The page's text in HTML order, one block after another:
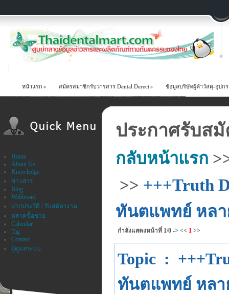
หน้าแรก สม้ครสมาชิกรับวารสาร Dental Derect ข้อมูลบริษัทผู้ค้าวัสดุ-อุปก
Home
About Us
Knowledge
ข่าวสาร
Blog
Webboard
ฝากประวัติ / รับสมัครงาน
ตลาดซื้อขาย
Calendar
Tag
Contact
ผู้ดูแลระบบ
ประกาศรับส
กลับหน้าแรก
>> +++Truth
ทันตแพทย์ หลา
กำลังแสดงหน้าที่ 1/0 -> << 1 >>
Topic :
ทันตแพทย์ หลา